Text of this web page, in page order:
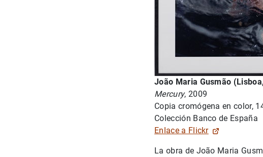
João Maria Gusmão
Mercury, 2009
Copia cromógena en color,
Colección Banco de España
Enlace a Flickr
La obra de João Maria